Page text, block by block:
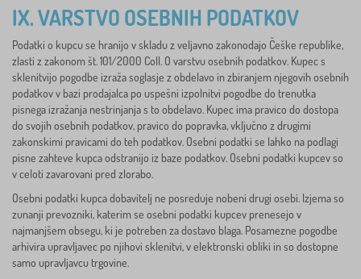
IX. VARSTVO OSEBNIH PODATKOV
Podatki o kupcu se hranijo v skladu z veljavno zakonodajo Češke republike,
zlasti z zakonom št. 101/2000 Coll. O varstvu osebnih podatkov. Kupec s
sklenitvijo pogodbe izraža soglasje z obdelavo in zbiranjem njegovih osebnih
podatkov v bazi prodajalca po uspešni izpolnitvi pogodbe do trenutka
pisnega izražanja nestrinjanja s to obdelavo. Kupec ima pravico do dostopa
do svojih osebnih podatkov, pravico do popravka, vključno z drugimi
zakonskimi pravicami do teh podatkov. Osebni podatki se lahko na podlagi
pisne zahteve kupca odstranijo iz baze podatkov. Osebni podatki kupcev so
v celoti zavarovani pred zlorabo.
Osebni podatki kupca dobavitelj ne posreduje nobeni drugi osebi. Izjema so
zunanji prevozniki, katerim se osebni podatki kupcev prenesejo v
najmanjšem obsegu, ki je potreben za dostavo blaga. Posamezne pogodbe
arhivira upravljavec po njihovi sklenitvi, v elektronski obliki in so dostopne
samo upravljavcu trgovine.